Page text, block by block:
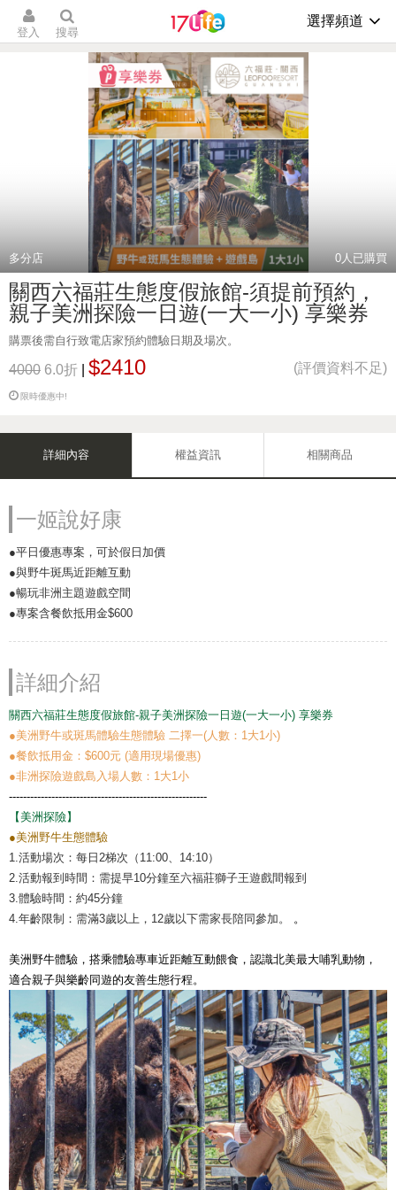
登入 搜尋
選擇頻道
多分店 0人已購買
關西六福莊生態度假旅館-須提前預約，
親子美洲探險一日遊(一大一小) 享樂券
購票後需自行致電店家預約體驗日期及場次。
4000 6.0折 $2410 (評價資料不足)
限時優惠中!
詳細內容 權益資訊 相關商品
一姬說好康
●平日優惠專案，可於假日加價
●與野牛斑馬近距離互動
●暢玩非洲主題遊戲空間
●專案含餐飲抵用金$600
詳細介紹
關西六福莊生態度假旅館-親子美洲探險一日遊(一大一小) 享樂券
●美洲野牛或斑馬體驗生態體驗 二擇一(人數：1大1小)
●餐飲抵用金：$600元 (適用現場優惠)
●非洲探險遊戲島入場人數：1大1小
--------------------------------------------------------
【美洲探險】
●美洲野牛生態體驗
1.活動場次：每日2梯次（11:00、14:10）
2.活動報到時間：需提早10分鐘至六福莊獅子王遊戲間報到
3.體驗時間：約45分鐘
4.年齡限制：需滿3歲以上，12歲以下需家長陪同參加。 。
美洲野牛體驗，搭乘體驗專車近距離互動餵食，認識北美最大哺乳動物，
適合親子與樂齡同遊的友善生態行程。